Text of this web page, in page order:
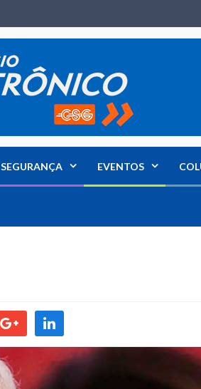
SEGURANÇA EVENTOS